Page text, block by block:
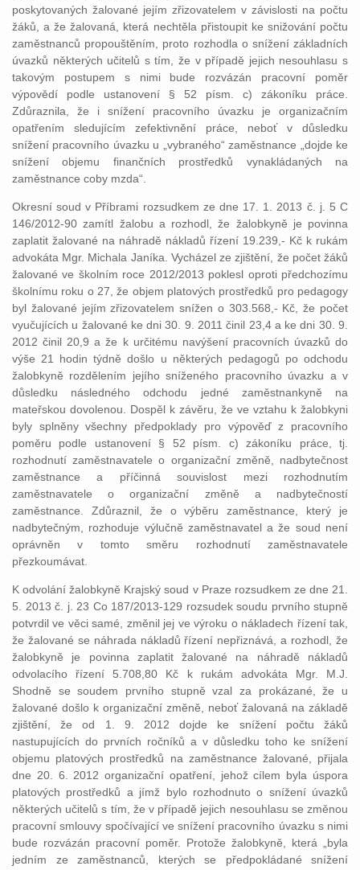
poskytovaných žalované jejím zřizovatelem v závislosti na počtu
žáků, a že žalovaná, která nechtěla přistoupit ke snižování počtu
zaměstnanců propouštěním, proto rozhodla o snížení základních
úvazků některých učitelů s tím, že v případě jejich nesouhlasu s
takovým postupem s nimi bude rozvázán pracovní poměr
výpovědí podle ustanovení § 52 písm. c) zákoníku práce.
Zdůraznila, že i snížení pracovního úvazku je organizačním
opatřením sledujícím zefektivnění práce, neboť v důsledku
snížení pracovního úvazku u „vybraného“ zaměstnance „dojde ke
snížení objemu finančních prostředků vynakládaných na
zaměstnance coby mzda“.
Okresní soud v Příbrami rozsudkem ze dne 17. 1. 2013 č. j. 5 C
146/2012-90 zamítl žalobu a rozhodl, že žalobkyně je povinna
zaplatit žalované na náhradě nákladů řízení 19.239,- Kč k rukám
advokáta Mgr. Michala Janíka. Vycházel ze zjištění, že počet žáků
žalované ve školním roce 2012/2013 poklesl oproti předchozímu
školnímu roku o 27, že objem platových prostředků pro pedagogy
byl žalované jejím zřizovatelem snížen o 303.568,- Kč, že počet
vyučujících u žalované ke dni 30. 9. 2011 činil 23,4 a ke dni 30. 9.
2012 činil 20,9 a že k určitému navýšení pracovních úvazků do
výše 21 hodin týdně došlo u některých pedagogů po odchodu
žalobkyně rozdělením jejího sníženého pracovního úvazku a v
důsledku následného odchodu jedné zaměstnankyně na
mateřskou dovolenou. Dospěl k závěru, že ve vztahu k žalobkyni
byly splněny všechny předpoklady pro výpověď z pracovního
poměru podle ustanovení § 52 písm. c) zákoníku práce, tj.
rozhodnutí zaměstnavatele o organizační změně, nadbytečnost
zaměstnance a příčinná souvislost mezi rozhodnutím
zaměstnavatele o organizační změně a nadbytečností
zaměstnance. Zdůraznil, že o výběru zaměstnance, který je
nadbytečným, rozhoduje výlučně zaměstnavatel a že soud není
oprávněn v tomto směru rozhodnutí zaměstnavatele
přezkoumávat.
K odvolání žalobkyně Krajský soud v Praze rozsudkem ze dne 21.
5. 2013 č. j. 23 Co 187/2013-129 rozsudek soudu prvního stupně
potvrdil ve věci samé, změnil jej ve výroku o nákladech řízení tak,
že žalované se náhrada nákladů řízení nepřiznává, a rozhodl, že
žalobkyně je povinna zaplatit žalované na náhradě nákladů
odvolacího řízení 5.708,80 Kč k rukám advokáta Mgr. M.J.
Shodně se soudem prvního stupně vzal za prokázané, že u
žalované došlo k organizační změně, neboť žalovaná na základě
zjištění, že od 1. 9. 2012 dojde ke snížení počtu žáků
nastupujících do prvních ročníků a v důsledku toho ke snížení
objemu platových prostředků na zaměstnance žalované, přijala
dne 20. 6. 2012 organizační opatření, jehož cílem byla úspora
platových prostředků a jímž bylo rozhodnuto o snížení úvazků
některých učitelů s tím, že v případě jejich nesouhlasu se změnou
pracovní smlouvy spočívající ve snížení pracovního úvazku s nimi
bude rozvázán pracovní poměr. Protože žalobkyně, která „byla
jedním ze zaměstnanců, kterých se předpokládané snížení